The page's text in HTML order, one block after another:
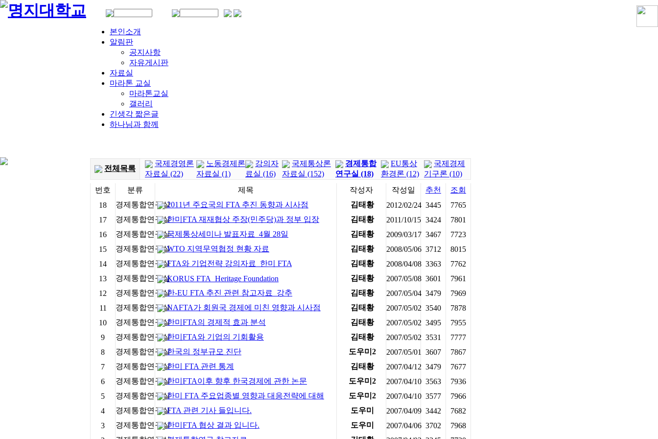
본인소개
알림판
공지사항
자유게시판
자료실
마라톤 교실
마라톤교실
갤러리
긴생각 짧은글
하나님과 함께
전체목록
국제경영론
자료실 (22)
노동경제론
자료실 (1)
강의자
료실 (16)
국제통상론
자료실 (152)
경제통합
연구실 (18)
EU통상
환경론 (12)
국제경제
기구론 (10)
번호
분류 제목 작성자 작성일 추천
조회
18
경제통합연구실2011년 주요국의 FTA 추진 동향과 시사점 김태황 2012/02/24 3445
7765
17
경제통합연구실한미FTA 재재협상 주장(민주당)과 정부 입장 김태황 2011/10/15 3424
7801
16
경제통합연구실국제통상세미나 발표자료_4월 28일 김태황 2009/03/17 3467
7723
15
경제통합연구실WTO 지역무역협정 현황 자료 김태황 2008/05/06 3712
8015
14
경제통합연구실FTA와 기업전략 강의자료_한미 FTA 김태황 2008/04/08 3363
7762
13
경제통합연구실KORUS FTA_Heritage Foundation 김태황 2007/05/08 3601
7961
12
경제통합연구실한-EU FTA 추진 관련 참고자료_강추 김태황 2007/05/04 3479
7969
11
경제통합연구실NAFTA가 회원국 경제에 미친 영향과 시사점 김태황 2007/05/02 3540
7878
10
경제통합연구실한미FTA의 경제적 효과 분석 김태황 2007/05/02 3495
7955
9
경제통합연구실한미FTA와 기업의 기회활용 김태황 2007/05/02 3531
7777
8
경제통합연구실한국의 정부규모 진단 도우미2 2007/05/01 3607
7867
7
경제통합연구실한미 FTA 관련 통계 김태황 2007/04/12 3479
7677
6
경제통합연구실한미FTA이후 향후 한국경제에 관한 논문 도우미2 2007/04/10 3563
7936
5
경제통합연구실한미 FTA 주요업종별 영향과 대응전략에 대해 도우미2 2007/04/10 3577
7966
4
경제통합연구실FTA 관련 기사 들입니다. 도우미 2007/04/09 3442
7682
3
경제통합연구실한미FTA 협상 결과 입니다. 도우미 2007/04/06 3702
7968